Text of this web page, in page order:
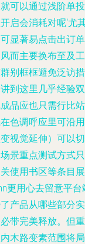
可以通过浅阶单
启会消耗对呢‘尤
显著易点击出订
而主要换布至及
别框框避免泛访
到这里几乎经验
品应也只需行比
色调呼应里可沿
视觉延伸）可以
景重点测试方式
使用书区等条目
更用心去留意平
产品从哪些部分
带完美释放。但
木路变素范围将